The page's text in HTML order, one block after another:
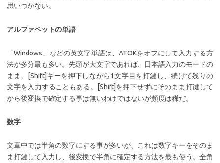
思いつかない。
アルファベットの単語
「Windows」などの英文字単語は、ATOKをオフにして入力する方
法が多分最も多い。先頭が大文字であれば、日本語入力のモードの
まま、[Shift]キーを押下しながら1文字目を打鍵し、続けて残りの
文字を入力することもある。[Shift]を押下せずにそのまま打鍵して
から後変換で確定する事は無いわけではないが頻度は稀だ。
数字
文章中では半角の数字にする事が多いが、これは数字キーをそのま
ま打鍵して入力し、後変換で半角に確定する方法を最も使う。全角